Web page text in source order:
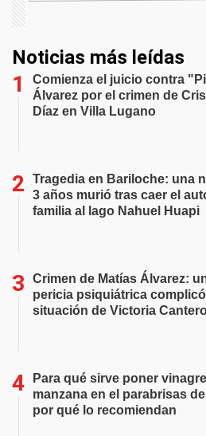
Noticias más leídas
Comienza el juicio contra
Álvarez por el crimen de
Díaz en Villa Lugano
Tragedia en Bariloche: una
3 años murió tras caer el
familia al lago Nahuel Huapi
Crimen de Matías Álvarez:
pericia psiquiátrica
situación de Victoria
Para qué sirve poner
manzana en el parabrisas
por qué lo recomiendan